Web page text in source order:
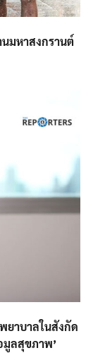
มหาสงกรานต์
ยาบาลในสังกัด
มูลสุขภาพ’